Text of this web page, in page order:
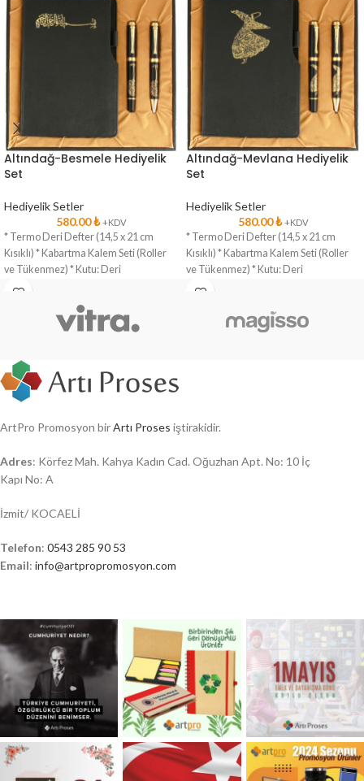
Altındağ-Besmele Hediyelik
Set
Hediyelik Setler
580.00₺ +KDV
* Termo Deri Defter (14,5 x 21 cm
Kısıklı) * Kabartma Kalem Seti (Roller
ve Tükenmez) * Kutu: Deri
Altındağ-Mevlana Hediyelik
Set
Hediyelik Setler
580.00₺ +KDV
* Termo Deri Defter (14,5 x 21 cm
Kısıklı) * Kabartma Kalem Seti (Roller
ve Tükenmez) * Kutu: Deri
ArtPro Promosyon birArtı Proses iştirakidir.
Adres: Körfez Mah. Kahya Kadın Cad. Oğuzhan Apt. No: 10 İç
Kapı No: A
İzmit/ KOCAELİ
Telefon: 0543 285 90 53
Email: info@artpropromosyon.com